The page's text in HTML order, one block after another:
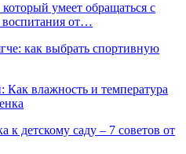
умеет обращаться с
от…
как выбрать спортивную
Как влажность и температура
к детскому саду – 7 советов от